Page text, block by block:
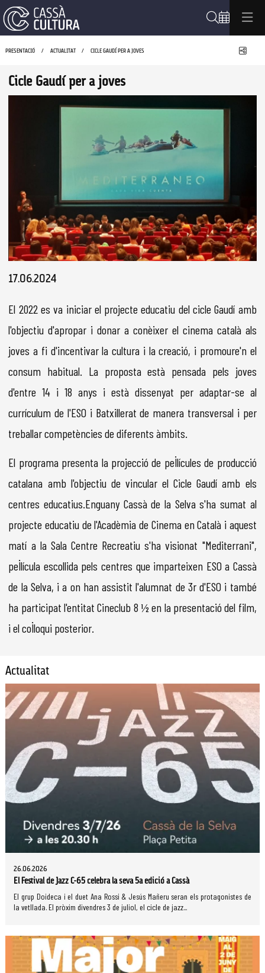
PRESENTACIÓ ACTUALITAT CICLE GAUDÍ PER A JOVES
Cicle Gaudí per a joves
17.06.2024
El 2022 es va iniciar el projecte educatiu del cicle Gaudí amb
l'objectiu d'apropar i donar a conèixer el cinema català als
joves a fi d'incentivar la cultura i la creació, i promoure'n el
consum habitual. La proposta està pensada pels joves
d'entre 14 i 18 anys i està dissenyat per adaptar-se al
currículum de l'ESO i Batxillerat de manera transversal i per
treballar competències de diferents àmbits.
El programa presenta la projecció de pel·lícules de producció
catalana amb l'objectiu de vincular el Cicle Gaudí amb els
centres educatius.Enguany Cassà de la Selva s'ha sumat al
projecte educatiu de l'Acadèmia de Cinema en Català i aquest
matí a la Sala Centre Recreatiu s'ha visionat "Mediterrani",
pel·lícula escollida pels centres que imparteixen ESO a Cassà
de la Selva, i a on han assistit l'alumnat de 3r d'ESO i també
ha participat l'entitat Cineclub 8 ½ en la presentació del film,
i el col·loqui posterior.
Actualitat
26.06.2026
El Festival de Jazz C-65 celebra la seva 5a edició a Cassà
El grup Doideca i el duet Ana Rossi & Jesús Mañeru seran els protagonistes de
la vetllada. El pròxim divendres 3 de juliol, el cicle de jazz...